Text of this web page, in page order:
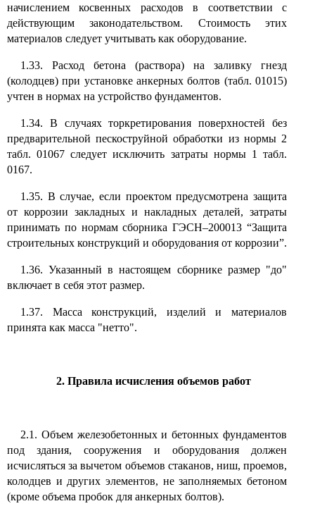
начислением косвенных расходов в соответствии с
действующим законодательством. Стоимость этих
материалов следует учитывать как оборудование.
1.33. Расход бетона (раствора) на заливку гнезд
(колодцев) при установке анкерных болтов (табл. 01015)
учтен в нормах на устройство фундаментов.
1.34. В случаях торкретирования поверхностей без
предварительной пескоструйной обработки из нормы 2
табл. 01067 следует исключить затраты нормы 1 табл.
0167.
1.35. В случае, если проектом предусмотрена защита
от коррозии закладных и накладных деталей, затраты
принимать по нормам сборника ГЭСН–200013 “Защита
строительных конструкций и оборудования от коррозии”.
1.36. Указанный в настоящем сборнике размер "до"
включает в себя этот размер.
1.37. Масса конструкций, изделий и материалов
принята как масса "нетто".
2. Правила исчисления объемов работ
2.1. Объем железобетонных и бетонных фундаментов
под здания, сооружения и оборудования должен
исчисляться за вычетом объемов стаканов, ниш, проемов,
колодцев и других элементов, не заполняемых бетоном
(кроме объема пробок для анкерных болтов).